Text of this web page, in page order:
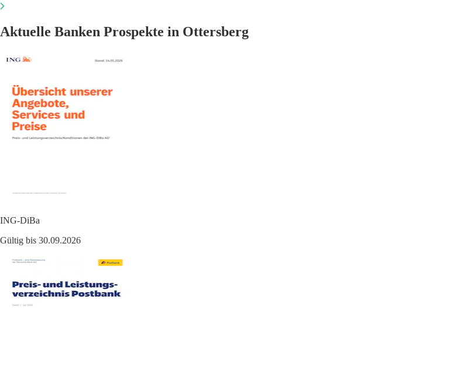
Aktuelle Banken Prospekte in Ottersberg
ING-DiBa
Gültig bis 30.09.2026